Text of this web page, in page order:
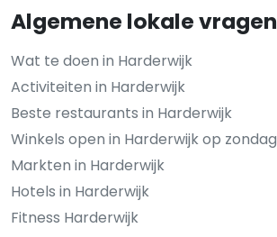
Algemene lokale vragen
Wat te doen in Harderwijk
Activiteiten in Harderwijk
Beste restaurants in Harderwijk
Winkels open in Harderwijk op zondag
Markten in Harderwijk
Hotels in Harderwijk
Fitness Harderwijk